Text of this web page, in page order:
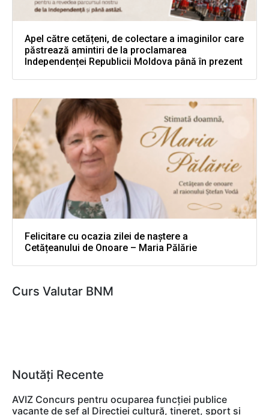
Apel către cetățeni, de colectare a imaginilor care
păstrează amintiri de la proclamarea
Independenței Republicii Moldova până în prezent
Felicitare cu ocazia zilei de naștere a
Cetățeanului de Onoare – Maria Pălărie
Curs Valutar BNM
Noutăți Recente
AVIZ Concurs pentru ocuparea funcţiei publice
vacante de şef al Direcţiei cultură, tineret, sport şi